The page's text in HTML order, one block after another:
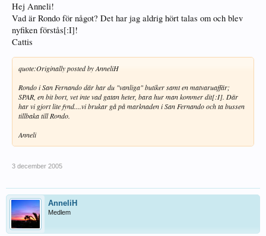
Hej Anneli!
Vad är Rondo för något? Det har jag aldrig hört talas om och blev
nyfiken förstås[:I]!
Cattis
quote:Originally posted by AnneliH
Rondo i San Fernando där har du "vanliga" butiker samt en matvaruaffär;
SPAR, en bit bort, vet inte vad gatan heter, bara hur man kommer dit[:I]. Där
har vi gjort lite fynd....vi brukar gå på marknaden i San Fernando och ta bussen
tillbaka till Rondo.
Anneli
3 december 2005
AnneliH
Medlem